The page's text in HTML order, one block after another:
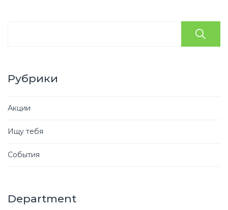
Рубрики
Акции
Ищу тебя
События
Department